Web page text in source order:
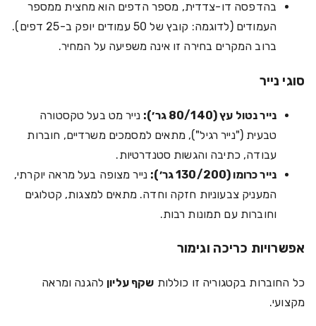
בהדפסה דו-צדדית, מספר הדפים הוא מחצית ממספר
העמודים (לדוגמה: קובץ של 50 עמודים יופק ב-25 דפים).
ברוב המקרים בחירה זו אינה משפיעה על המחיר.
סוגי נייר
נייר נטול עץ (80/140 גר׳):
נייר מט בעל טקסטורה
טבעית ("נייר רגיל"), מתאים למסמכים משרדיים, חוברות
עבודה, כתיבה והגשות סטנדרטיות.
נייר כרומו (130/200 גר׳):
נייר מצופה בעל מראה יוקרתי,
המעניק צבעוניות חזקה וחדה. מתאים למצגות, קטלוגים
וחוברות עם תמונות רבות.
אפשרויות כריכה וגימור
כל החוברות בקטגוריה זו כוללות שקף עליון להגנה ומראה
מקצועי.